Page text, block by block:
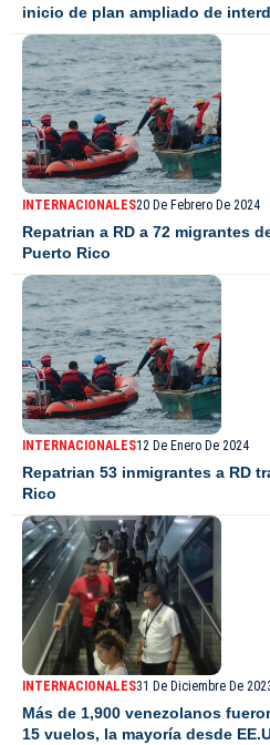
inicio de plan ampliado de
INTERNACIONALES20 De Febrero De 2024
Repatrian a RD a 72 migrantes
Puerto Rico
INTERNACIONALES12 De Enero De 2024
Repatrian 53 inmigrantes a RD
Rico
INTERNACIONALES31 De Diciembre De
Más de 1,900 venezolanos
15 vuelos, la mayoría desde